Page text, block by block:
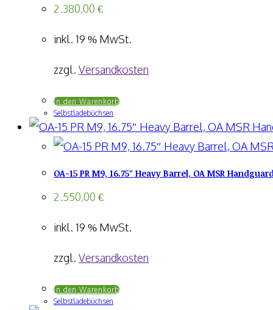
2.380,00 €
inkl. 19 % MwSt.
zzgl. Versandkosten
In den Warenkorb
Selbstladebüchsen
OA-15 PR M9, 16.75″ Heavy Barrel, OA MSR
2.550,00 €
inkl. 19 % MwSt.
zzgl. Versandkosten
In den Warenkorb
Selbstladebüchsen